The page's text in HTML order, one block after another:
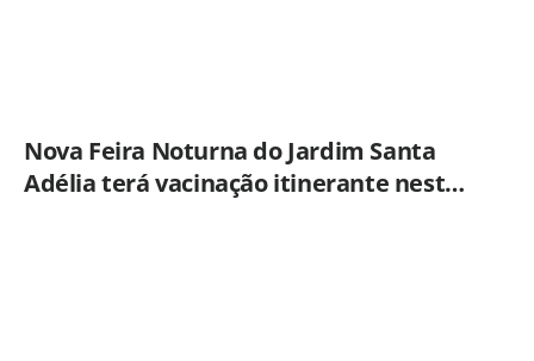
Nova Feira Noturna do Jardim Santa
Adélia terá vacinação itinerante nesta